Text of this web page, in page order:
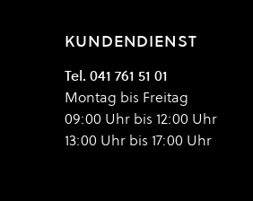
KUNDENDIENST
Tel. 041 761 51 01
Montag bis Freitag
09:00 Uhr bis 12:00 Uhr
13:00 Uhr bis 17:00 Uhr